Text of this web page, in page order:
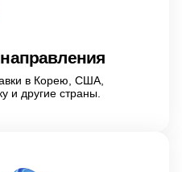
в Корею, США,
и другие страны.